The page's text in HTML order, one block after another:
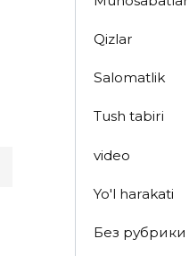
Qizlar
Salomatlik
Tush tabiri
video
Yo'l harakati
Без рубрики